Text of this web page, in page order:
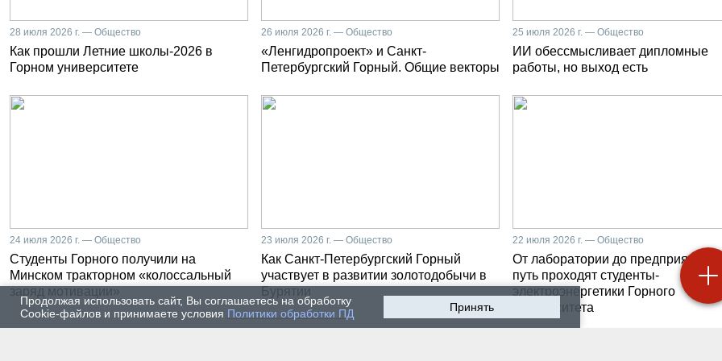
Продолжая использовать сайт, Вы соглашаетесь на обработку
Cookie-файлов и принимаете условия Политики обработки ПД Принять
28 июля 2026 г. — Общество
Как прошли Летние школы-2026 в
Горном университете
26 июля 2026 г. — Общество
«Ленгидропроект» и Санкт-
Петербургский Горный. Общие векторы
25 июля 2026 г. — Общество
ИИ обессмысливает дипломные
работы, но выход есть
24 июля 2026 г. — Общество
Студенты Горного получили на
Минском тракторном «колоссальный
заряд мотивации»
23 июля 2026 г. — Общество
Как Санкт-Петербургский Горный
участвует в развитии золотодобычи в
Бурятии
22 июля 2026 г. — Общество
От лаборатории до предприятия:
путь проходят студенты-
электроэнергетики Горного
университета